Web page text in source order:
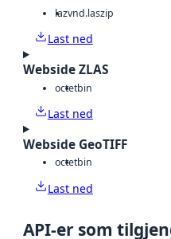
lazvnd.laszip
Last ned
Webside ZLAS
octetbin
Last ned
Webside GeoTIFF
octetbin
Last ned
API-er som